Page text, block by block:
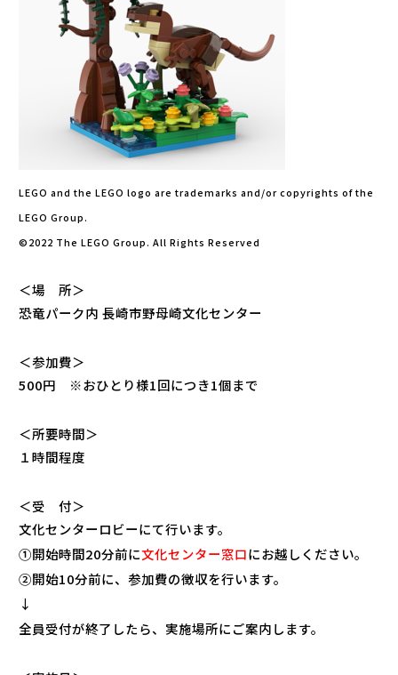
LEGO and the LEGO logo are trademarks and/or copyrights of the
LEGO Group.
©2022 The LEGO Group. All Rights Reserved
＜場 所＞
恐竜パーク内 長崎市野母崎文化センター
＜参加費＞
500円 ※おひとり様1回につき1個まで
＜所要時間＞
１時間程度
＜受 付＞
文化センターロビーにて行います。
①開始時間20分前に文化センター窓口にお越しください。
②開始10分前に、参加費の徴収を行います。
↓
全員受付が終了したら、実施場所にご案内します。